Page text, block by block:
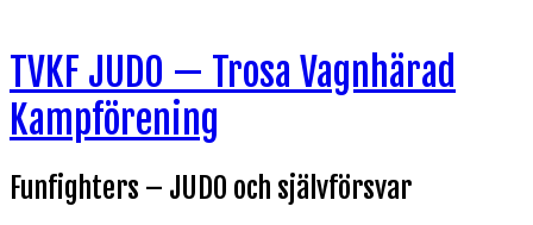
till
innehåll
TVKF JUDO — Trosa Vagnhärad
Kampförening
Funfighters – JUDO och självförsvar